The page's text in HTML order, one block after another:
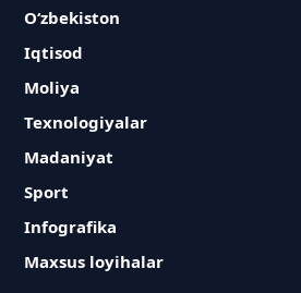
O‘zbekiston
Iqtisod
Moliya
Texnologiyalar
Madaniyat
Sport
Infografika
Maxsus loyihalar